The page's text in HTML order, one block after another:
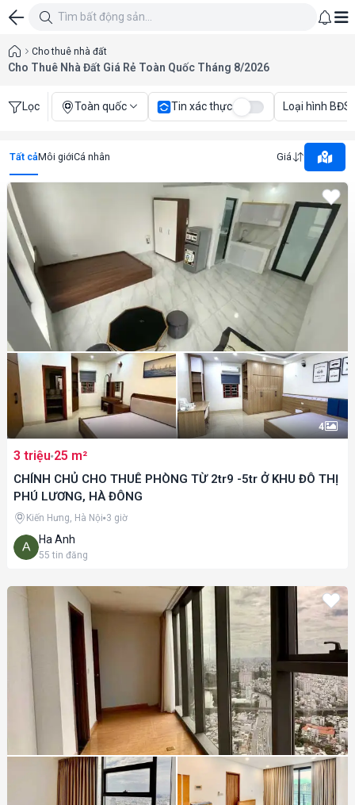
Cho thuê nhà đất
Cho Thuê Nhà Đất Giá Rẻ Toàn Quốc Tháng 8/2026
Lọc Toàn quốc Tin xác thực Loại hình BĐS
Tất cảMôi giớiCá nhân Giá
4
3 triệu 25 m²
CHÍNH CHỦ CHO THUÊ PHÒNG TỪ 2tr9 -5tr Ở KHU ĐÔ THỊ
PHÚ LƯƠNG, HÀ ĐÔNG
Ha Anh
55 tin đăng
Kiến Hưng, Hà Nội 3 giờ